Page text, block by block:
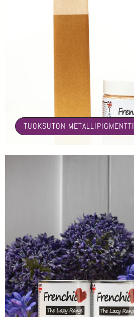
TUOKSUTON METALLIPIGMENTTI